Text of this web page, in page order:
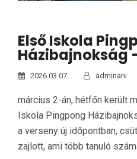
Első Iskola
Házibajnokság
2026.03.07. adminani
március 2-án, hétfőn került
Iskola Pingpong
a verseny új időpontban,
zajlott, ami több tanuló